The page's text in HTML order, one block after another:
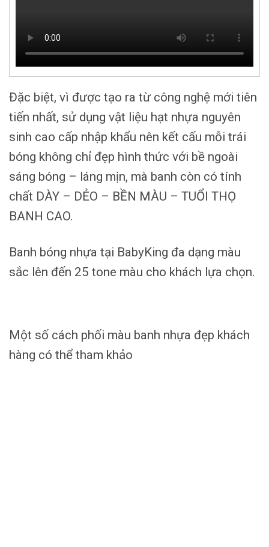
Đặc biệt, vì được tạo ra từ công nghệ mới tiên
tiến nhất, sử dụng vật liệu hạt nhựa nguyên
sinh cao cấp nhập khẩu nên kết cấu mỗi trái
bóng không chỉ đẹp hình thức với bề ngoài
sáng bóng – láng mịn, mà banh còn có tính
chất DÀY – DẺO – BỀN MÀU – TUỔI THỌ
BANH CAO.
Banh bóng nhựa tại BabyKing đa dạng màu
sắc lên đến 25 tone màu cho khách lựa chọn.
Một số cách phối màu banh nhựa đẹp khách
hàng có thể tham khảo